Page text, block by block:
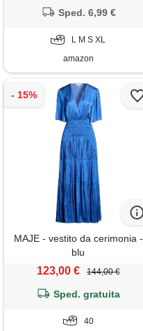
con una spalla e stampa
d'onore, abito da sera, 62, xl
Sped. 6,99 €
L M S XL
amazon
MAJE - vestito da cerimonia -
blu
123,00 € 144,00 €
Sped. gratuita
40